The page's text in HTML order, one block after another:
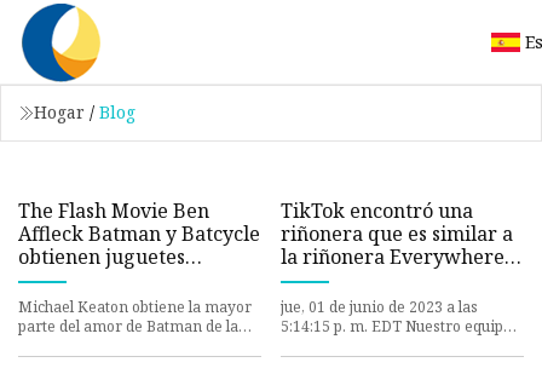
Hogar / Blog
The Flash Movie Ben
Affleck Batman y Batcycle
obtienen juguetes
calientes
Michael Keaton obtiene la mayor
parte del amor de Batman de la
TikTok encontró una
riñonera que es similar a
la riñonera Everywhere
de Lululemon
jue, 01 de junio de 2023 a las
5:14:15 p. m. EDT Nuestro equipo